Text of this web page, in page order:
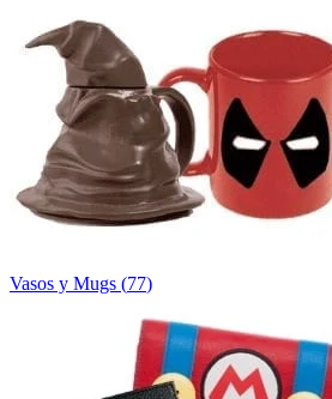
Vasos y Mugs (77)